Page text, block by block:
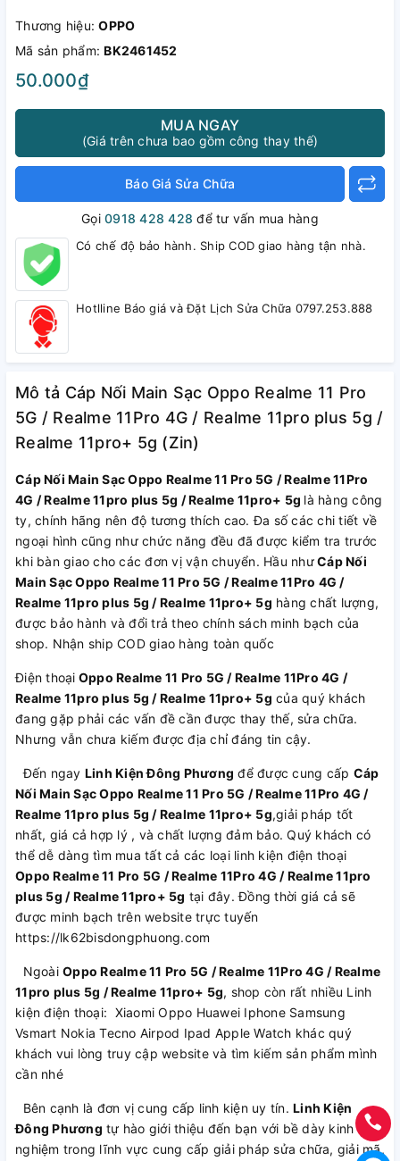
Thương hiệu:OPPO
Mã sản phẩm:BK2461452
50.000₫
MUA NGAY
(Giá trên chưa bao gồm công thay thế)
Báo Giá Sửa Chữa
Gọi0918 428 428 để tư vấn mua hàng
Có chế độ bảo hành. Ship COD giao hàng tận nhà.
Hotlline Báo giá và Đặt Lịch Sửa Chữa 0797.253.888
Mô tả Cáp Nối Main Sạc Oppo Realme 11 Pro
5G / Realme 11Pro 4G / Realme 11pro plus 5g /
Realme 11pro+ 5g (Zin)
Cáp Nối Main Sạc Oppo Realme 11 Pro 5G / Realme 11Pro
4G / Realme 11pro plus 5g / Realme 11pro+ 5g là hàng công
ty, chính hãng nên độ tương thích cao. Đa số các chi tiết về
ngoại hình cũng như chức năng đều đã được kiểm tra trước
khi bàn giao cho các đơn vị vận chuyển. Hầu nhưCáp Nối
Main Sạc Oppo Realme 11 Pro 5G / Realme 11Pro 4G /
Realme 11pro plus 5g / Realme 11pro+ 5g hàng chất lượng,
được bảo hành và đổi trả theo chính sách minh bạch của
shop. Nhận ship COD giao hàng toàn quốc
Điện thoại Oppo Realme 11 Pro 5G / Realme 11Pro 4G /
Realme 11pro plus 5g / Realme 11pro+ 5g của quý khách
đang gặp phải các vấn đề cần được thay thế, sửa chữa.
Nhưng vẫn chưa kiếm được địa chỉ đáng tin cậy.
Đến ngay Linh Kiện Đông Phương để được cung cấp Cáp
Nối Main Sạc Oppo Realme 11 Pro 5G / Realme 11Pro 4G /
Realme 11pro plus 5g / Realme 11pro+ 5g,giải pháp tốt
nhất, giá cả hợp lý , và chất lượng đảm bảo. Quý khách có
thể dễ dàng tìm mua tất cả các loại linh kiện điện thoại
Oppo Realme 11 Pro 5G / Realme 11Pro 4G / Realme 11pro
plus 5g / Realme 11pro+ 5g tại đây. Đồng thời giá cả sẽ
được minh bạch trên website trực tuyến
https://lk62bisdongphuong.com
Ngoài Oppo Realme 11 Pro 5G / Realme 11Pro 4G / Realme
11pro plus 5g / Realme 11pro+ 5g, shop còn rất nhiều Linh
kiện điện thoại: Xiaomi Oppo Huawei Iphone Samsung
Vsmart Nokia Tecno Airpod Ipad Apple Watch khác quý
khách vui lòng truy cập website và tìm kiếm sản phẩm mình
cần nhé
Bên cạnh là đơn vị cung cấp linh kiện uy tín. Linh Kiện
Đông Phương tự hào giới thiệu đến bạn với bề dày kinh
nghiệm trong lĩnh vực cung cấp giải pháp sửa chữa, giải mã,